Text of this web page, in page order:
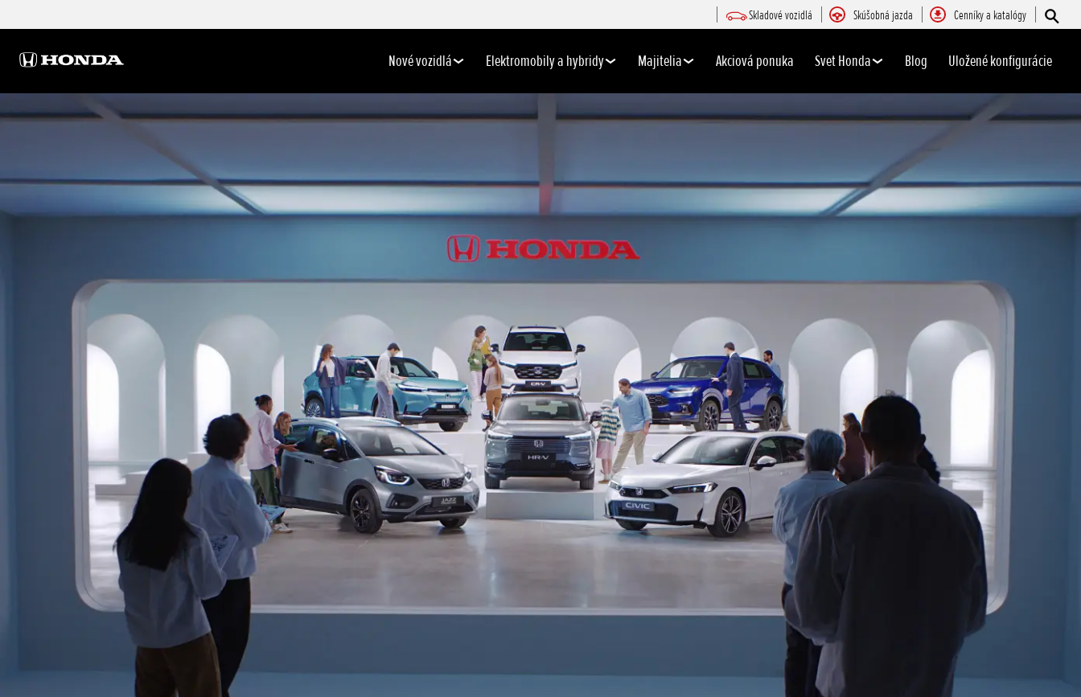
Skladové vozidlá Skúšobná jazda Cenníky a katalógy
Nové vozidlá Elektromobily a hybridy Majitelia Akciová ponuka Svet Honda Blog Uložené konfigurácie